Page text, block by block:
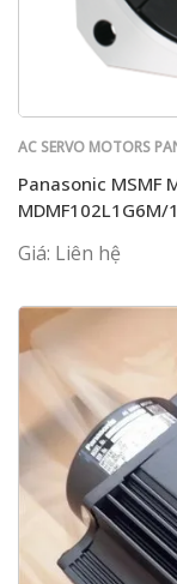
AC SERVO MOTORS
Panasonic MSMF
Giá: Liên hệ